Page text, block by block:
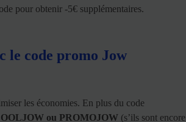
pour obtenir -5€ supplémentaires.
le code promo Jow
les économies. En plus du code
ou PROMOJOW (s’ils sont encore